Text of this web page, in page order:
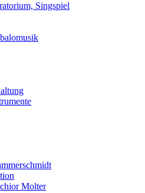
Singspiel
Molter